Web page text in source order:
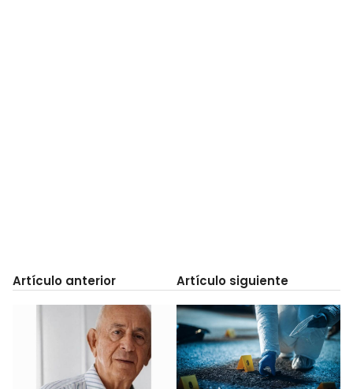
Artículo anterior Artículo siguiente